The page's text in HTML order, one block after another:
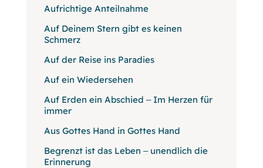
Aufrichtige Anteilnahme
Auf Deinem Stern gibt es keinen
Schmerz
Auf der Reise ins Paradies
Auf ein Wiedersehen
Auf Erden ein Abschied ‒ Im Herzen für
immer
Aus Gottes Hand in Gottes Hand
Begrenzt ist das Leben ‒ unendlich die
Erinnerung